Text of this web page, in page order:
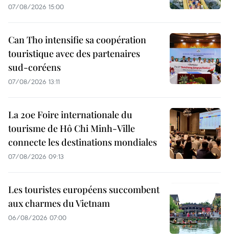
07/08/2026 15:00
Can Tho intensifie sa coopération
touristique avec des partenaires
sud-coréens
07/08/2026 13:11
La 20e Foire internationale du
tourisme de Hô Chi Minh-Ville
connecte les destinations mondiales
07/08/2026 09:13
Les touristes européens succombent
aux charmes du Vietnam
06/08/2026 07:00